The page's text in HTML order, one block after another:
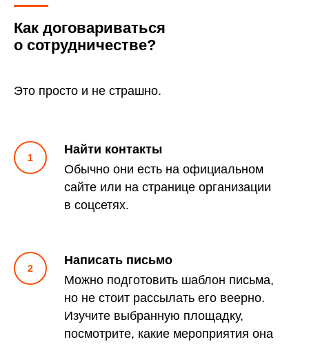
Как договариваться
о сотрудничестве?
Это просто и не страшно.
Найти контакты
Обычно они есть на официальном
сайте или на странице организации
в соцсетях.
Написать письмо
Можно подготовить шаблон письма,
но не стоит рассылать его веерно.
Изучите выбранную площадку,
посмотрите, какие мероприятия она